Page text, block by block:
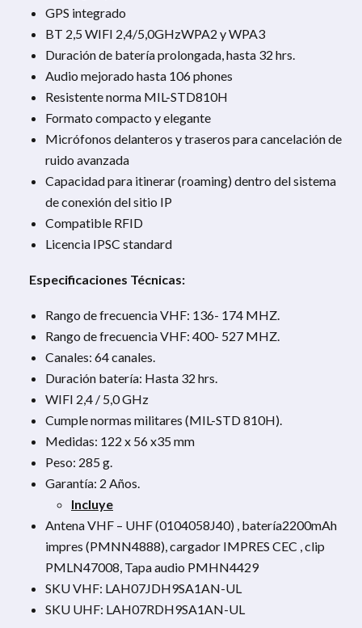
GPS integrado
BT 2,5 WIFI 2,4/5,0GHzWPA2 y WPA3
Duración de batería prolongada, hasta 32 hrs.
Audio mejorado hasta 106 phones
Resistente norma MIL-STD810H
Formato compacto y elegante
Micrófonos delanteros y traseros para cancelación de
ruido avanzada
Capacidad para itinerar (roaming) dentro del sistema
de conexión del sitio IP
Compatible RFID
Licencia IPSC standard
Especificaciones Técnicas:
Rango de frecuencia VHF: 136- 174 MHZ.
Rango de frecuencia VHF: 400- 527 MHZ.
Canales: 64 canales.
Duración batería: Hasta 32 hrs.
WIFI 2,4 / 5,0 GHz
Cumple normas militares (MIL-STD 810H).
Medidas: 122 x 56 x35 mm
Peso: 285 g.
Garantía: 2 Años.
Incluye
Antena VHF – UHF (0104058J40) , batería2200mAh
impres (PMNN4888), cargador IMPRES CEC , clip
PMLN47008, Tapa audio PMHN4429
SKU VHF: LAH07JDH9SA1AN-UL
SKU UHF: LAH07RDH9SA1AN-UL